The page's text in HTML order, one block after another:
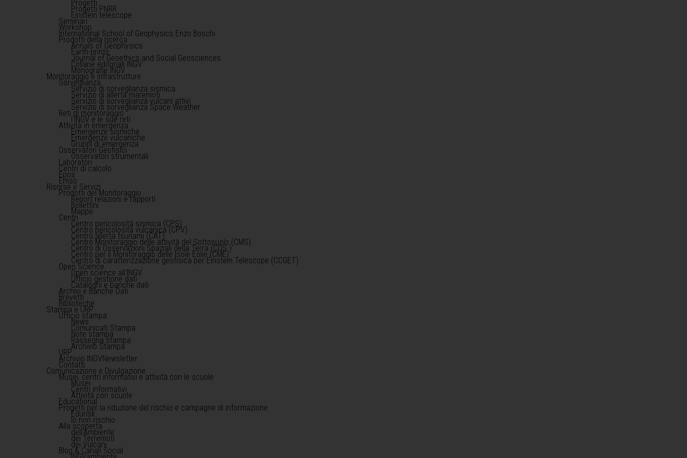
Progetti
Progetti PNRR
Einstein telescope
Seminari
Workshop
International School of Geophysics Enzo Boschi
Prodotti della ricerca
Annals of Geophysics
Earth-prints
Journal of Geoethics and Social Geosciences
Collane editoriali INGV
Monografie INGV
Monitoraggio e infrastrutture
Sorveglianza
Servizio di sorveglianza sismica
Servizio di allerta maremoti
Servizio di sorveglianza vulcani attivi
Servizio di sorveglianza Space Weather
Reti di monitoraggio
l'INGV e le sue reti
Attività in emergenza
Emergenze sismiche
Emergenze vulcaniche
Gruppi di emergenza
Osservatori Geofisici
Osservatori strumentali
Laboratori
Centri di calcolo
Epos
Emso
Risorse e Servizi
Prodotti del Monitoraggio
Report relazioni e rapporti
Bollettini
Mappe
Centri
Centro pericolosità sismica (CPS)
Centro pericolosità vulcanica (CPV)
Centro allerta tsunami (CAT)
Centro Monitoraggio delle attività del Sottosuolo (CMS)
Centro di Osservazioni Spaziali della Terra (COS )
Centro per il Monitoraggio delle Isole Eolie (CME)
Centro di caratterizzazione geofisica per Einstein Telescope (CCGET)
Open Science
Open science all'INGV
Ufficio gestione dati
Cataloghi e banche dati
Archivi e Banche Dati
Brevetti
Biblioteche
Stampa e URP
Ufficio stampa
News
Comunicati Stampa
Note stampa
Rassegna stampa
Archivio Stampa
URP
Archivio INGVNewsletter
Contatti
Comunicazione e Divulgazione
Musei, centri informativi e attività con le scuole
Musei
Centri informativi
Attività con scuole
Educational
Progetti per la riduzione del rischio e campagne di informazione
Edurisk
Io non rischio
Alla scoperta
dell'Ambiente
dei Terremoti
dei Vulcani
Blog & Canali Social